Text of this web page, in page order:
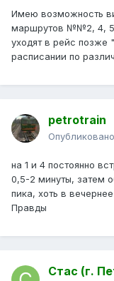
Имею возможность
маршрутов №№2, 4, 5,
уходят в рейс позже
расписании по
petrotrain
Опубликовано
на 1 и 4 постоянно
0,5-2 минуты, затем
пика, хоть в
Правды
Стас (г.